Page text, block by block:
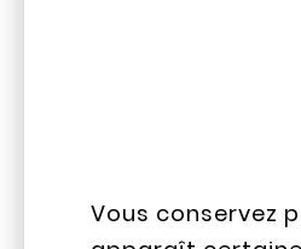
Vous conservez